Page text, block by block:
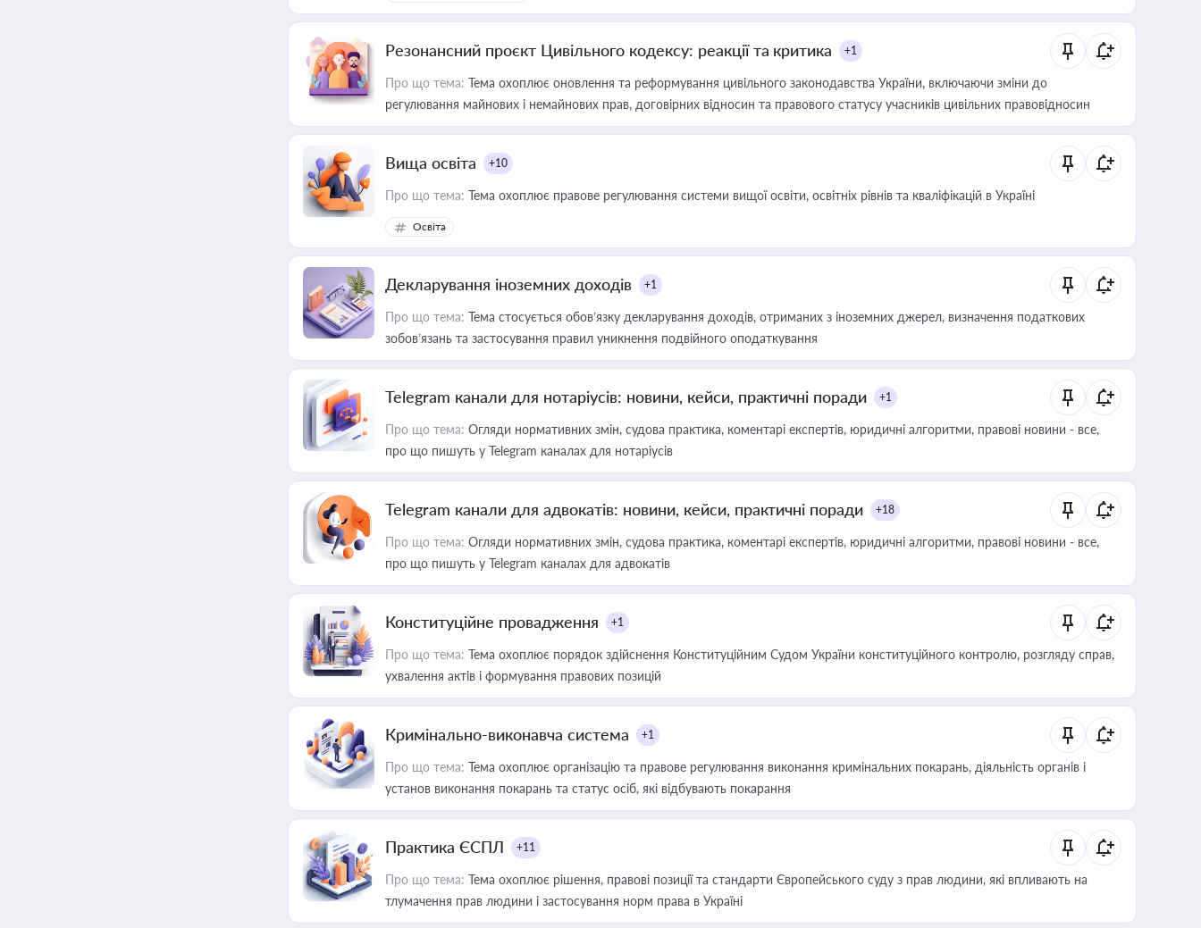
Резонансний проєкт Цивільного кодексу: реакції та критика +1
Про що тема: Тема охоплює оновлення та реформування цивільного законодавства України, включаючи зміни до
регулювання майнових і немайнових прав, договірних відносин та правового статусу учасників цивільних правовідносин
Вища освіта +10
Про що тема: Тема охоплює правове регулювання системи вищої освіти, освітніх рівнів та кваліфікацій в Україні
Освіта
Декларування іноземних доходів +1
Про що тема: Тема стосується обов’язку декларування доходів, отриманих з іноземних джерел, визначення податкових
зобов’язань та застосування правил уникнення подвійного оподаткування
Telegram канали для нотаріусів: новини, кейси, практичні поради +1
Про що тема: Огляди нормативних змін, судова практика, коментарі експертів, юридичні алгоритми, правові новини - все,
про що пишуть у Telegram каналах для нотаріусів
Telegram канали для адвокатів: новини, кейси, практичні поради +18
Про що тема: Огляди нормативних змін, судова практика, коментарі експертів, юридичні алгоритми, правові новини - все,
про що пишуть у Telegram каналах для адвокатів
Конституційне провадження +1
Про що тема: Тема охоплює порядок здійснення Конституційним Судом України конституційного контролю, розгляду справ,
ухвалення актів і формування правових позицій
Кримінально-виконавча система +1
Про що тема: Тема охоплює організацію та правове регулювання виконання кримінальних покарань, діяльність органів і
установ виконання покарань та статус осіб, які відбувають покарання
Практика ЄСПЛ +11
Про що тема: Тема охоплює рішення, правові позиції та стандарти Європейського суду з прав людини, які впливають на
тлумачення прав людини і застосування норм права в Україні